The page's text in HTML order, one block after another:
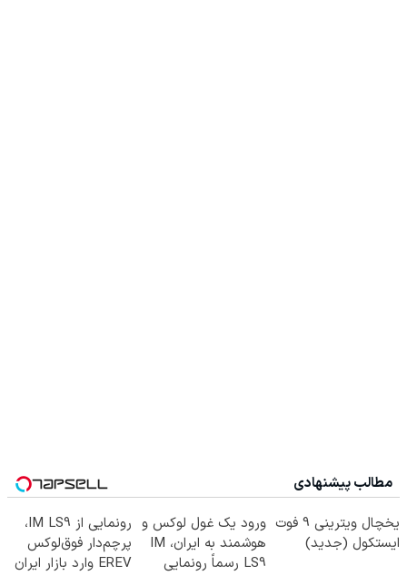
مطالب پیشنهادی
یخچال ویترینی 9 فوت
ایستکول (جدید)
ورود یک غول لوکس و
هوشمند به ایران، IM
LS9 رسماً رونمایی
رونمایی از IM LS9،
پرچم‌دار فوق‌لوکس
EREV وارد بازار ایران